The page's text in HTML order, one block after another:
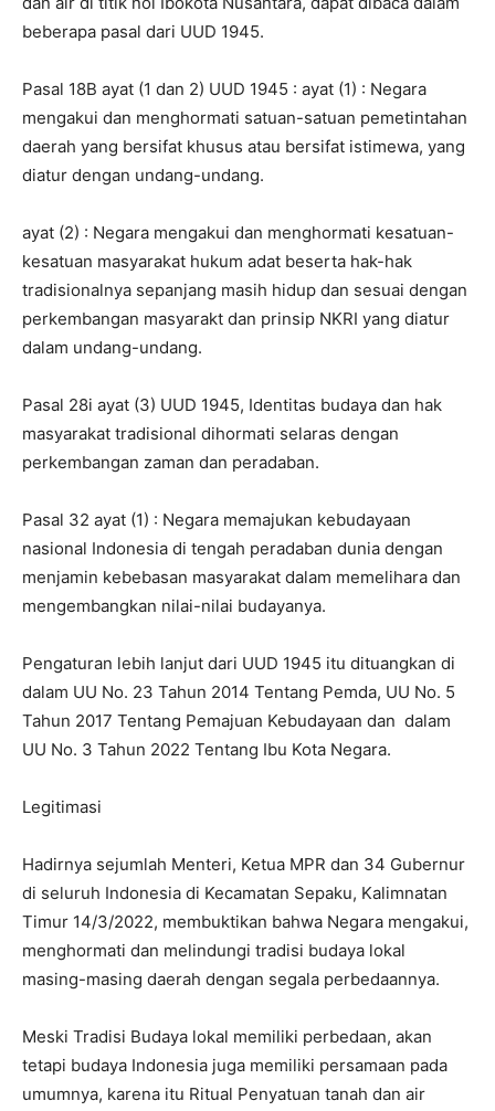
beberapa pasal dari UUD 1945.
Pasal 18B ayat (1 dan 2) UUD 1945 : ayat (1) : Negara
mengakui dan menghormati satuan-satuan pemetintahan
daerah yang bersifat khusus atau bersifat istimewa, yang
diatur dengan undang-undang.
ayat (2) : Negara mengakui dan menghormati kesatuan-
kesatuan masyarakat hukum adat beserta hak-hak
tradisionalnya sepanjang masih hidup dan sesuai dengan
perkembangan masyarakt dan prinsip NKRI yang diatur
dalam undang-undang.
Pasal 28i ayat (3) UUD 1945, Identitas budaya dan hak
masyarakat tradisional dihormati selaras dengan
perkembangan zaman dan peradaban.
Pasal 32 ayat (1) : Negara memajukan kebudayaan
nasional Indonesia di tengah peradaban dunia dengan
menjamin kebebasan masyarakat dalam memelihara dan
mengembangkan nilai-nilai budayanya.
Pengaturan lebih lanjut dari UUD 1945 itu dituangkan di
dalam UU No. 23 Tahun 2014 Tentang Pemda, UU No. 5
Tahun 2017 Tentang Pemajuan Kebudayaan dan dalam
UU No. 3 Tahun 2022 Tentang Ibu Kota Negara.
Legitimasi
Hadirnya sejumlah Menteri, Ketua MPR dan 34 Gubernur
di seluruh Indonesia di Kecamatan Sepaku, Kalimnatan
Timur 14/3/2022, membuktikan bahwa Negara mengakui,
menghormati dan melindungi tradisi budaya lokal
masing-masing daerah dengan segala perbedaannya.
Meski Tradisi Budaya lokal memiliki perbedaan, akan
tetapi budaya Indonesia juga memiliki persamaan pada
umumnya, karena itu Ritual Penyatuan tanah dan air